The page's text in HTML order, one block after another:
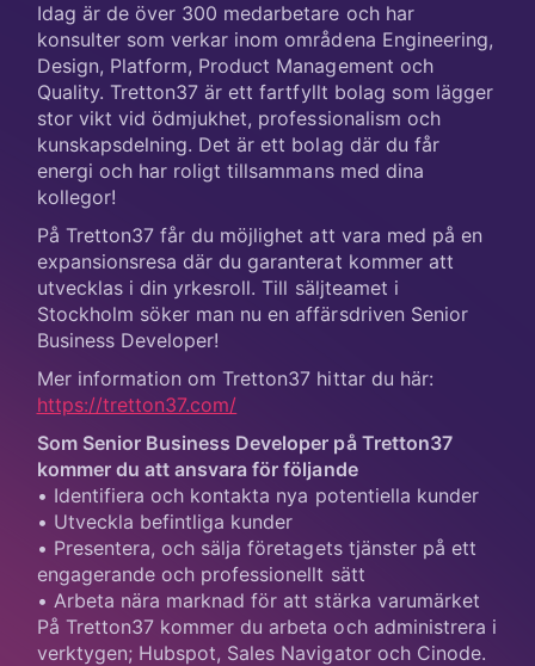
Idag är de över 300 medarbetare och har
konsulter som verkar inom områdena Engineering,
Design, Platform, Product Management och
Quality. Tretton37 är ett fartfyllt bolag som lägger
stor vikt vid ödmjukhet, professionalism och
kunskapsdelning. Det är ett bolag där du får
energi och har roligt tillsammans med dina
kollegor!
På Tretton37 får du möjlighet att vara med på en
expansionsresa där du garanterat kommer att
utvecklas i din yrkesroll. Till säljteamet i
Stockholm söker man nu en affärsdriven Senior
Business Developer!
Mer information om Tretton37 hittar du här:
https://tretton37.com/
Som Senior Business Developer på Tretton37
kommer du att ansvara för följande
• Identifiera och kontakta nya potentiella kunder
• Utveckla befintliga kunder
• Presentera, och sälja företagets tjänster på ett
engagerande och professionellt sätt
• Arbeta nära marknad för att stärka varumärket
På Tretton37 kommer du arbeta och administrera i
verktygen; Hubspot, Sales Navigator och Cinode.